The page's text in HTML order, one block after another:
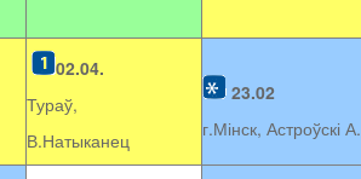
02.04.
Тураў,
В.Натыканец
23.02
г.Мінск, Астроўскі А.